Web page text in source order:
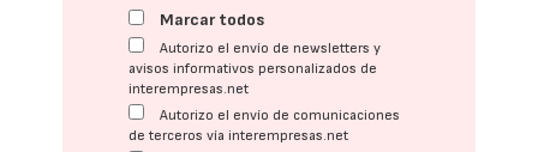
Marcar todos
Autorizo el envío de newsletters y
avisos informativos personalizados de
interempresas.net
Autorizo el envío de comunicaciones
de terceros vía interempresas.net